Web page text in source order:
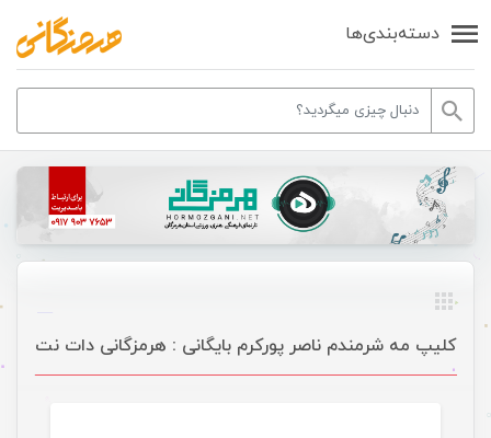
دسته‌بندی‌ها
کلیپ مه شرمندم ناصر پورکرم بایگانی : هرمزگانی دات نت